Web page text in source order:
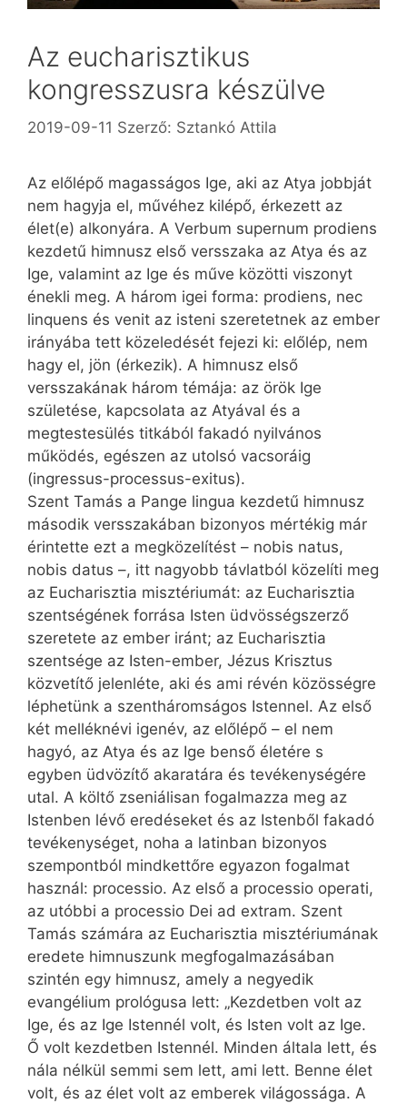
Az eucharisztikus
kongresszusra készülve
2019-09-11 Szerző: Sztankó Attila
Az előlépő magasságos Ige, aki az Atya jobbját
nem hagyja el, művéhez kilépő, érkezett az
élet(e) alkonyára. A Verbum supernum prodiens
kezdetű himnusz első versszaka az Atya és az
Ige, valamint az Ige és műve közötti viszonyt
énekli meg. A három igei forma: prodiens, nec
linquens és venit az isteni szeretetnek az ember
irányába tett közeledését fejezi ki: előlép, nem
hagy el, jön (érkezik). A himnusz első
versszakának három témája: az örök Ige
születése, kapcsolata az Atyával és a
megtestesülés titkából fakadó nyilvános
működés, egészen az utolsó vacsoráig
(ingressus-processus-exitus).
Szent Tamás a Pange lingua kezdetű himnusz
második versszakában bizonyos mértékig már
érintette ezt a megközelítést – nobis natus,
nobis datus –, itt nagyobb távlatból közelíti meg
az Eucharisztia misztériumát: az Eucharisztia
szentségének forrása Isten üdvösségszerző
szeretete az ember iránt; az Eucharisztia
szentsége az Isten-ember, Jézus Krisztus
közvetítő jelenléte, aki és ami révén közösségre
léphetünk a szentháromságos Istennel. Az első
két melléknévi igenév, az előlépő – el nem
hagyó, az Atya és az Ige benső életére s
egyben üdvözítő akaratára és tevékenységére
utal. A költő zseniálisan fogalmazza meg az
Istenben lévő eredéseket és az Istenből fakadó
tevékenységet, noha a latinban bizonyos
szempontból mindkettőre egyazon fogalmat
használ: processio. Az első a processio operati,
az utóbbi a processio Dei ad extram. Szent
Tamás számára az Eucharisztia misztériumának
eredete himnuszunk megfogalmazásában
szintén egy himnusz, amely a negyedik
evangélium prológusa lett: „Kezdetben volt az
Ige, és az Ige Istennél volt, és Isten volt az Ige.
Ő volt kezdetben Istennél. Minden általa lett, és
nála nélkül semmi sem lett, ami lett. Benne élet
volt, és az élet volt az emberek világossága. A